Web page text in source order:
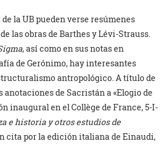
de la UB pueden verse resúmenes
las obras de Barthes y Lévi-Strauss.
, así como en sus notas en
de Gerónimo, hay interesantes
antropológico. A título de
anotaciones de Sacristán a «Elogio de
inaugural en el Collège de France, 5-I-
e historia y otros estudios de
cita por la edición italiana de Einaudi,